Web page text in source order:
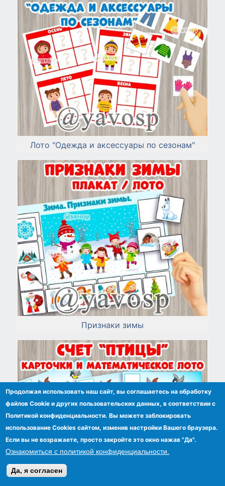
Лото "Одежда и аксессуары по сезонам"
Признаки зимы
Продолжая использовать наш сайт, вы соглашаетесь на обработку
файлов Сookie и других пользовательских данных, в соответствии с
Политикой конфиденциальности. Вы можете заблокировать
использование Cookies сайтом, изменив настройки Вашего браузера.
Если вы не возражаете, просто закройте это окно нажав "Да".
Ознакомиться с политикой конфиденциальности.
Да, я согласен